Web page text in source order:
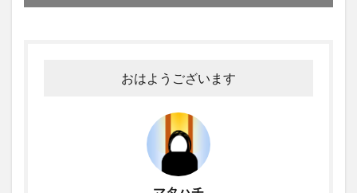
おはようございます